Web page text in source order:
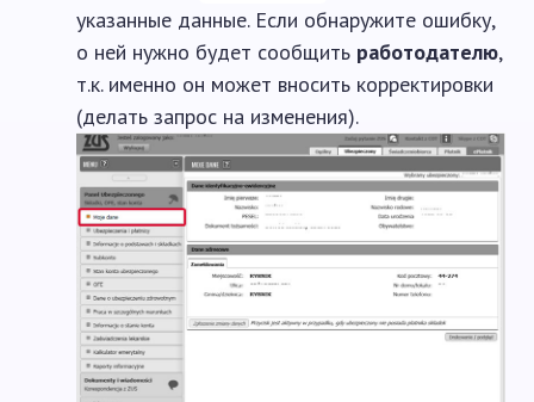
указанные данные. Если обнаружите ошибку,
о ней нужно будет сообщить работодателю,
т.к. именно он может вносить корректировки
(делать запрос на изменения).